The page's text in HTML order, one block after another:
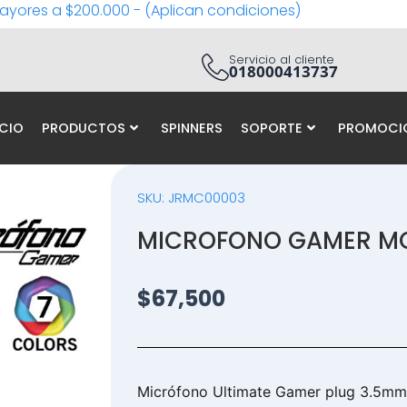
a $200.000 - (Aplican condiciones)
Servicio al cliente
018000413737
PRODUCTOS SPINNERS SOPORTE
SKU: JRMC00003
MICROFONO GAMER
$67,500
Micrófono Ultimate Gamer plug